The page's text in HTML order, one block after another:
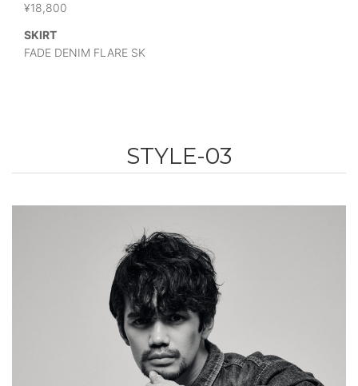
¥18,800
SKIRT
FADE DENIM FLARE SK
STYLE-03